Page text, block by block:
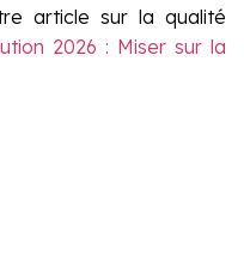
article sur la qualité
2026 : Miser sur la